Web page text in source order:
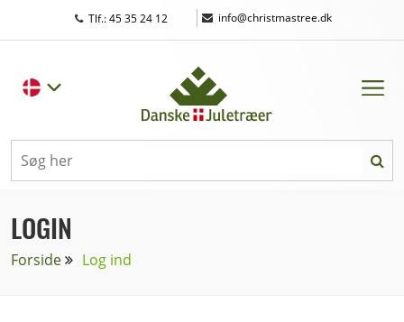
Tlf.: 45 35 24 12 | info@christmastree.dk
LOGIN
Forside Log ind